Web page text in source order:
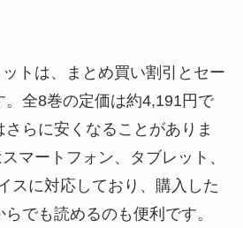
トは、まとめ買い割引とセー
。全8巻の定価は約4,191円で
らに安くなることがありま
マートフォン、タブレット、
スに対応しており、購入した
でも読めるのも便利です。